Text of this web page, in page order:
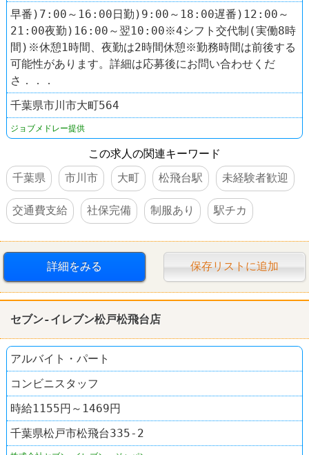
早番)7:00～16:00日勤)9:00～18:00遅番)12:00～
21:00夜勤)16:00～翌10:00※4シフト交代制(実働8時
間)※休憩1時間、夜勤は2時間休憩※勤務時間は前後する
可能性があります。詳細は応募後にお問い合わせくだ
さ．．．
千葉県市川市大町564
ジョブメドレー提供
この求人の関連キーワード
千葉県
市川市 大町 松飛台駅 未経験者歓迎
交通費支給 社保完備 制服あり 駅チカ
詳細をみる 保存リストに追加
セブン-イレブン松戸松飛台店
アルバイト・パート
コンビニスタッフ
時給1155円～1469円
千葉県松戸市松飛台335-2